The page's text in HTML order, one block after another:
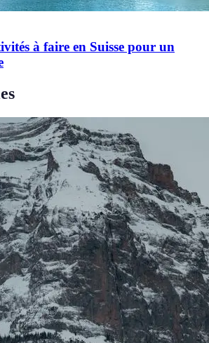
à faire en Suisse pour un